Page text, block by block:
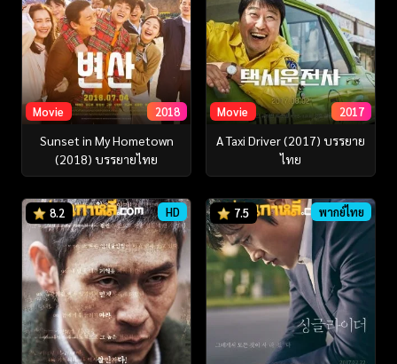
Movie 2018
Sunset in My Hometown
(2018) บรรยายไทย
Movie 2017
A Taxi Driver (2017) บรรยาย
ไทย
8.2 HD 7.5 พากย์ไทย